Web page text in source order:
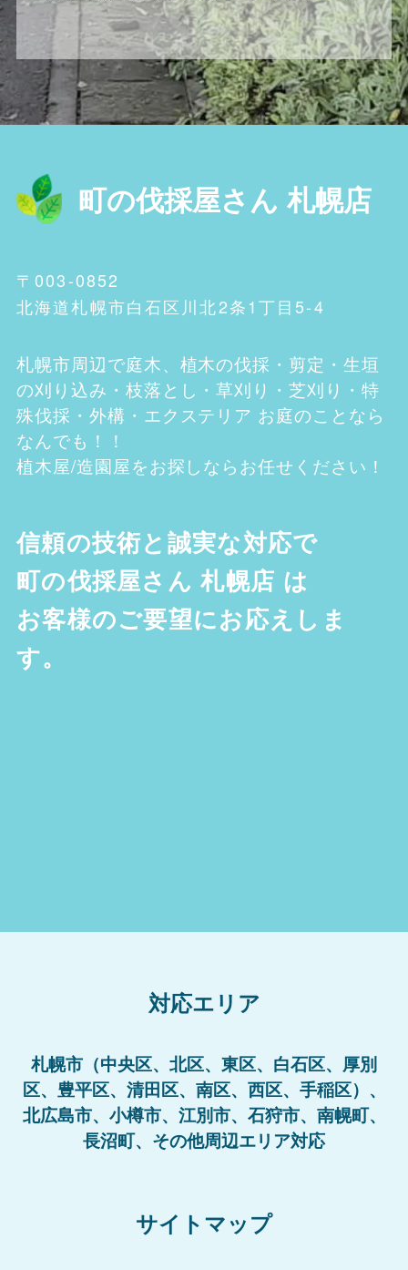
町の伐採屋さん 札幌店
〒003-0852
北海道札幌市白石区川北2条1丁目5-4
札幌市周辺で庭木、植木の伐採・剪定・生垣
の刈り込み・枝落とし・草刈り・芝刈り・特
殊伐採・外構・エクステリア お庭のことなら
なんでも！！
植木屋/造園屋をお探しならお任せください！
信頼の技術と誠実な対応で
町の伐採屋さん 札幌店 は
お客様のご要望にお応えしま
す。
対応エリア
札幌市（中央区、北区、東区、白石区、厚別
区、豊平区、清田区、南区、西区、手稲区）、
北広島市、小樽市、江別市、石狩市、南幌町、
長沼町、その他周辺エリア対応
サイトマップ